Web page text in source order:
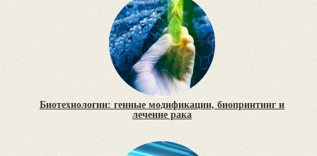
Биотехнологии: генные модификации, биопринтинг и
лечение рака